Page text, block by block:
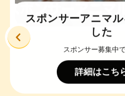
アーカイビング
30年以上の
アーカイビング